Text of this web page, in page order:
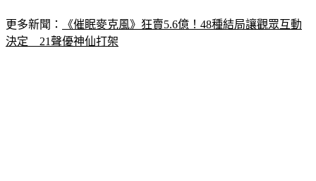
更多新聞：《催眠麥克風》狂賣5.6億！48種結局讓觀眾互動